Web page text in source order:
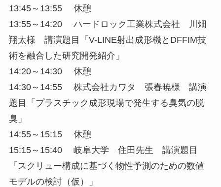
13:45～13:55 休憩
13:55～14:20 ハードロック工業株式会社 川畑
翔太様 講演題目「V-LINE射出成形機とDFFIM技
術を融合した研究開発紹介」
14:20～14:30 休憩
14:30～14:55 株式会社カワタ 張春暁様 講演
題目「プラスチック成形現場で発生する臭気の脱
臭」
14:55～15:15 休憩
15:15～15:40 岐阜大学 住田先生 講演題目
「スクリュー構成に基づく物性予測のための数値
モデルの検討（仮）」